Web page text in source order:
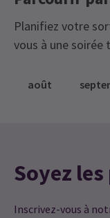
15 DÉCEMBRE 2026
MERCREDI
16 DÉCEMBRE 2026
17 DÉCEMBRE 2026
Mois des
Accédez
Planifiez votre
vous à une soirée
août
Soyez
Inscrivez-vous à